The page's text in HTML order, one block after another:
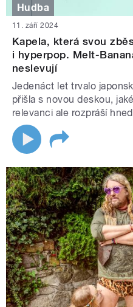
Hudba
11. září 2024
Kapela, která svou
i hyperpop. Melt-
neslevují
Jedenáct let trvalo
přišla s novou deskou,
relevanci ale rozpráší